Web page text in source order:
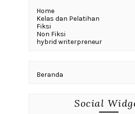
Home
Kelas dan Pelatihan
Fiksi
Non Fiksi
hybrid writerpreneur
Beranda
Social